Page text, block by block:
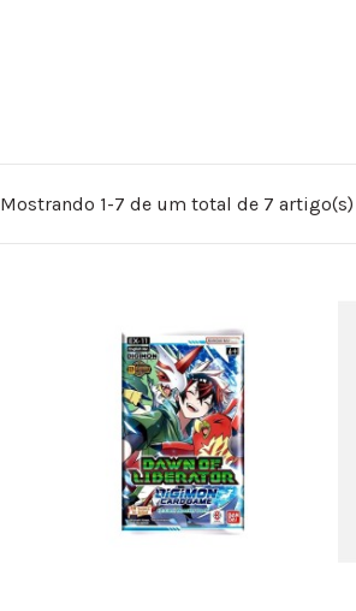
Mostrando 1-7 de um total de 7 artigo(s)